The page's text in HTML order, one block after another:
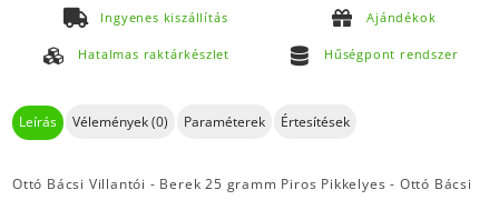
Ingyenes kiszállítás Ajándékok
Hatalmas raktárkészlet Hűségpont rendszer
Leírás Vélemények (0) Paraméterek Értesítések
Ottó Bácsi Villantói - Berek 25 gramm Piros Pikkelyes - Ottó Bácsi